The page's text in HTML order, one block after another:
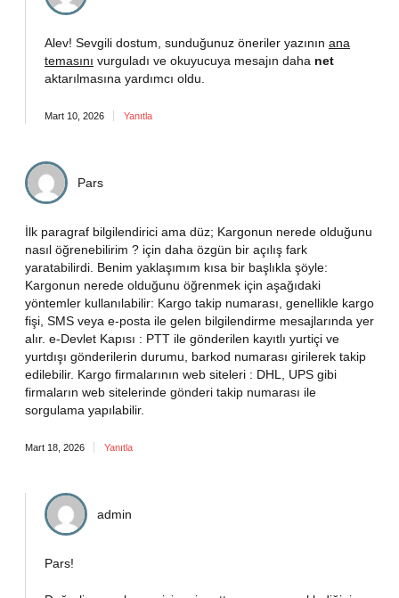
Alev! Sevgili dostum, sunduğunuz öneriler yazının ana
temasını vurguladı ve okuyucuya mesajın daha net
aktarılmasına yardımcı oldu.
Mart 10, 2026 Yanıtla
Pars
İlk paragraf bilgilendirici ama düz; Kargonun nerede olduğunu
nasıl öğrenebilirim ? için daha özgün bir açılış fark
yaratabilirdi. Benim yaklaşımım kısa bir başlıkla şöyle:
Kargonun nerede olduğunu öğrenmek için aşağıdaki
yöntemler kullanılabilir: Kargo takip numarası, genellikle kargo
fişi, SMS veya e-posta ile gelen bilgilendirme mesajlarında yer
alır. e-Devlet Kapısı : PTT ile gönderilen kayıtlı yurtiçi ve
yurtdışı gönderilerin durumu, barkod numarası girilerek takip
edilebilir. Kargo firmalarının web siteleri : DHL, UPS gibi
firmaların web sitelerinde gönderi takip numarası ile
sorgulama yapılabilir.
Mart 18, 2026 Yanıtla
admin
Pars!